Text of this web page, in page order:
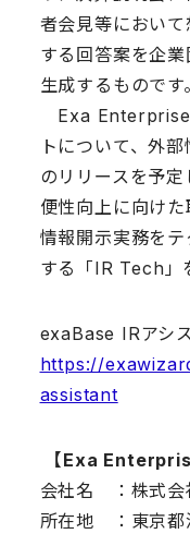
者会見等におい
する回答案を企
生成するものです。
Exa Enterprise
トについて、外
のリリースを予
便性向上に向け
情報開示実務を
する「IR Tech」
exaBase IRアシ
https://
assistant
【 Exa
会社名 ：株式
所在地 ：東京都